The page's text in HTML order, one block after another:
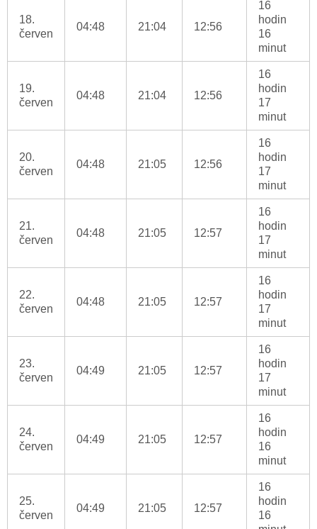
18.
červen
04:48 21:04 12:56
16
hodin
16
minut
19.
červen
04:48 21:04 12:56
16
hodin
17
minut
20.
červen
04:48 21:05 12:56
16
hodin
17
minut
21.
červen
04:48 21:05 12:57
16
hodin
17
minut
22.
červen
04:48 21:05 12:57
16
hodin
17
minut
23.
červen
04:49 21:05 12:57
16
hodin
17
minut
24.
červen
04:49 21:05 12:57
16
hodin
16
minut
25.
červen
04:49 21:05 12:57
16
hodin
16